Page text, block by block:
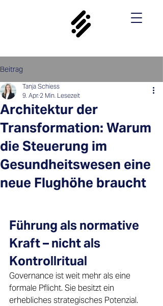
Beitrag
Architektur der
Transformation: Warum
die Steuerung im
Gesundheitswesen eine
neue Flughöhe braucht
Tanja Schiess
9. Apr. 2 Min. Lesezeit
Führung als normative
Kraft – nicht als
Kontrollritual
Governance ist weit mehr als eine
formale Pflicht. Sie besitzt ein
erhebliches strategisches Potenzial.